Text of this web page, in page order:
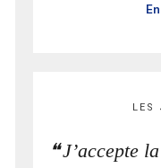
LES
J’accepte